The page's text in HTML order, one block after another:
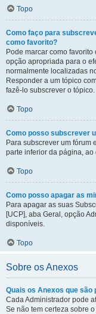
Topo
Como faço para
como favorito?
Pode marcar como
opção apropriada para o
normalmente localizadas
Responder a um tópico
fazê-lo subscrever o tópico.
Topo
Como posso subscrever
Para subscrever um fórum
parte inferior da página, ao
Topo
Como posso apagar as
Para apagar as suas
[UCP], aba Geral, opção
disponíveis.
Topo
Sobre os Anexos
Quais os Anexos que são
Cada Administrador pode
Se não tem certeza sobre